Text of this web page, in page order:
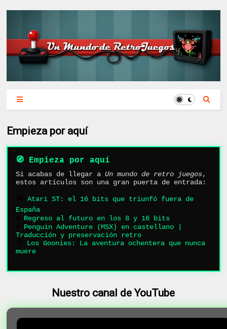
Empieza por aquí
🧭 Empieza por aquí
Si acabas de llegar aUn mundo de retro juegos,
estos artículos son una gran puerta de entrada:
🎮Atari ST: el 16 bits que triunfó fuera de
España
Regreso al futuro en los 8 y 16 bits
Penguin Adventure (MSX) en castellano |
Traducción y preservación retro
Los Goonies: La aventura ochentera que nunca
muere
Nuestro canal de YouTube